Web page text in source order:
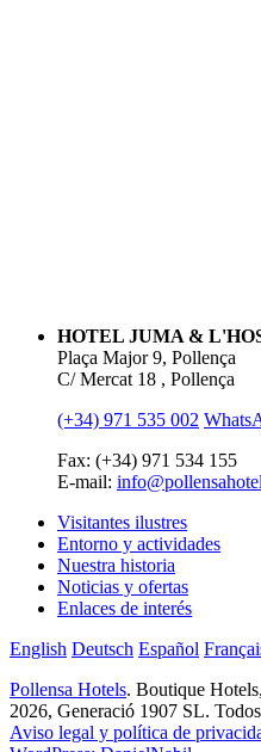
HOTEL JUMA &
Plaça Major 9, Pollença
C/ Mercat 18 , Pollença
(+34) 971 535 002
Fax: (+34) 971 534 155
E-mail:
Visitantes ilustres
Entorno y actividades
Nuestra historia
Noticias y ofertas
Enlaces de interés
English Deutsch Español
Pollensa Hotels. Boutique
2026, Generació 1907 SL.
Aviso legal y política de